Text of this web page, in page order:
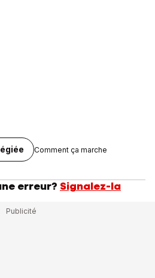
Comment ça marche
erreur? Signalez-la